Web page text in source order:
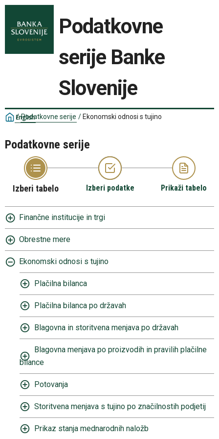
Podatkovne
serije Banke
Slovenije
English
/ Podatkovne serije / Ekonomski odnosi s tujino
Podatkovne serije
Izberi tabelo Izberi podatke Prikaži tabelo
Finančne institucije in trgi
Obrestne mere
Ekonomski odnosi s tujino
Plačilna bilanca
Plačilna bilanca po državah
Blagovna in storitvena menjava po državah
Blagovna menjava po proizvodih in pravilih plačilne
bilance
Potovanja
Storitvena menjava s tujino po značilnostih podjetij
Prikaz stanja mednarodnih naložb